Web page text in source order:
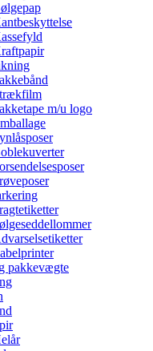
m/u logo
pakkevægte